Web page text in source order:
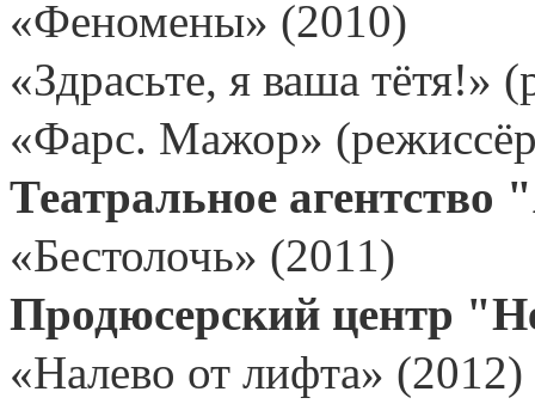
«Феномены» (2010)
«Здрасьте, я ваша тётя!»
«Фарс. Мажор»
Театральное
«Бестолочь» (2011)
Продюсерский центр
«Налево от лифта» (2012)